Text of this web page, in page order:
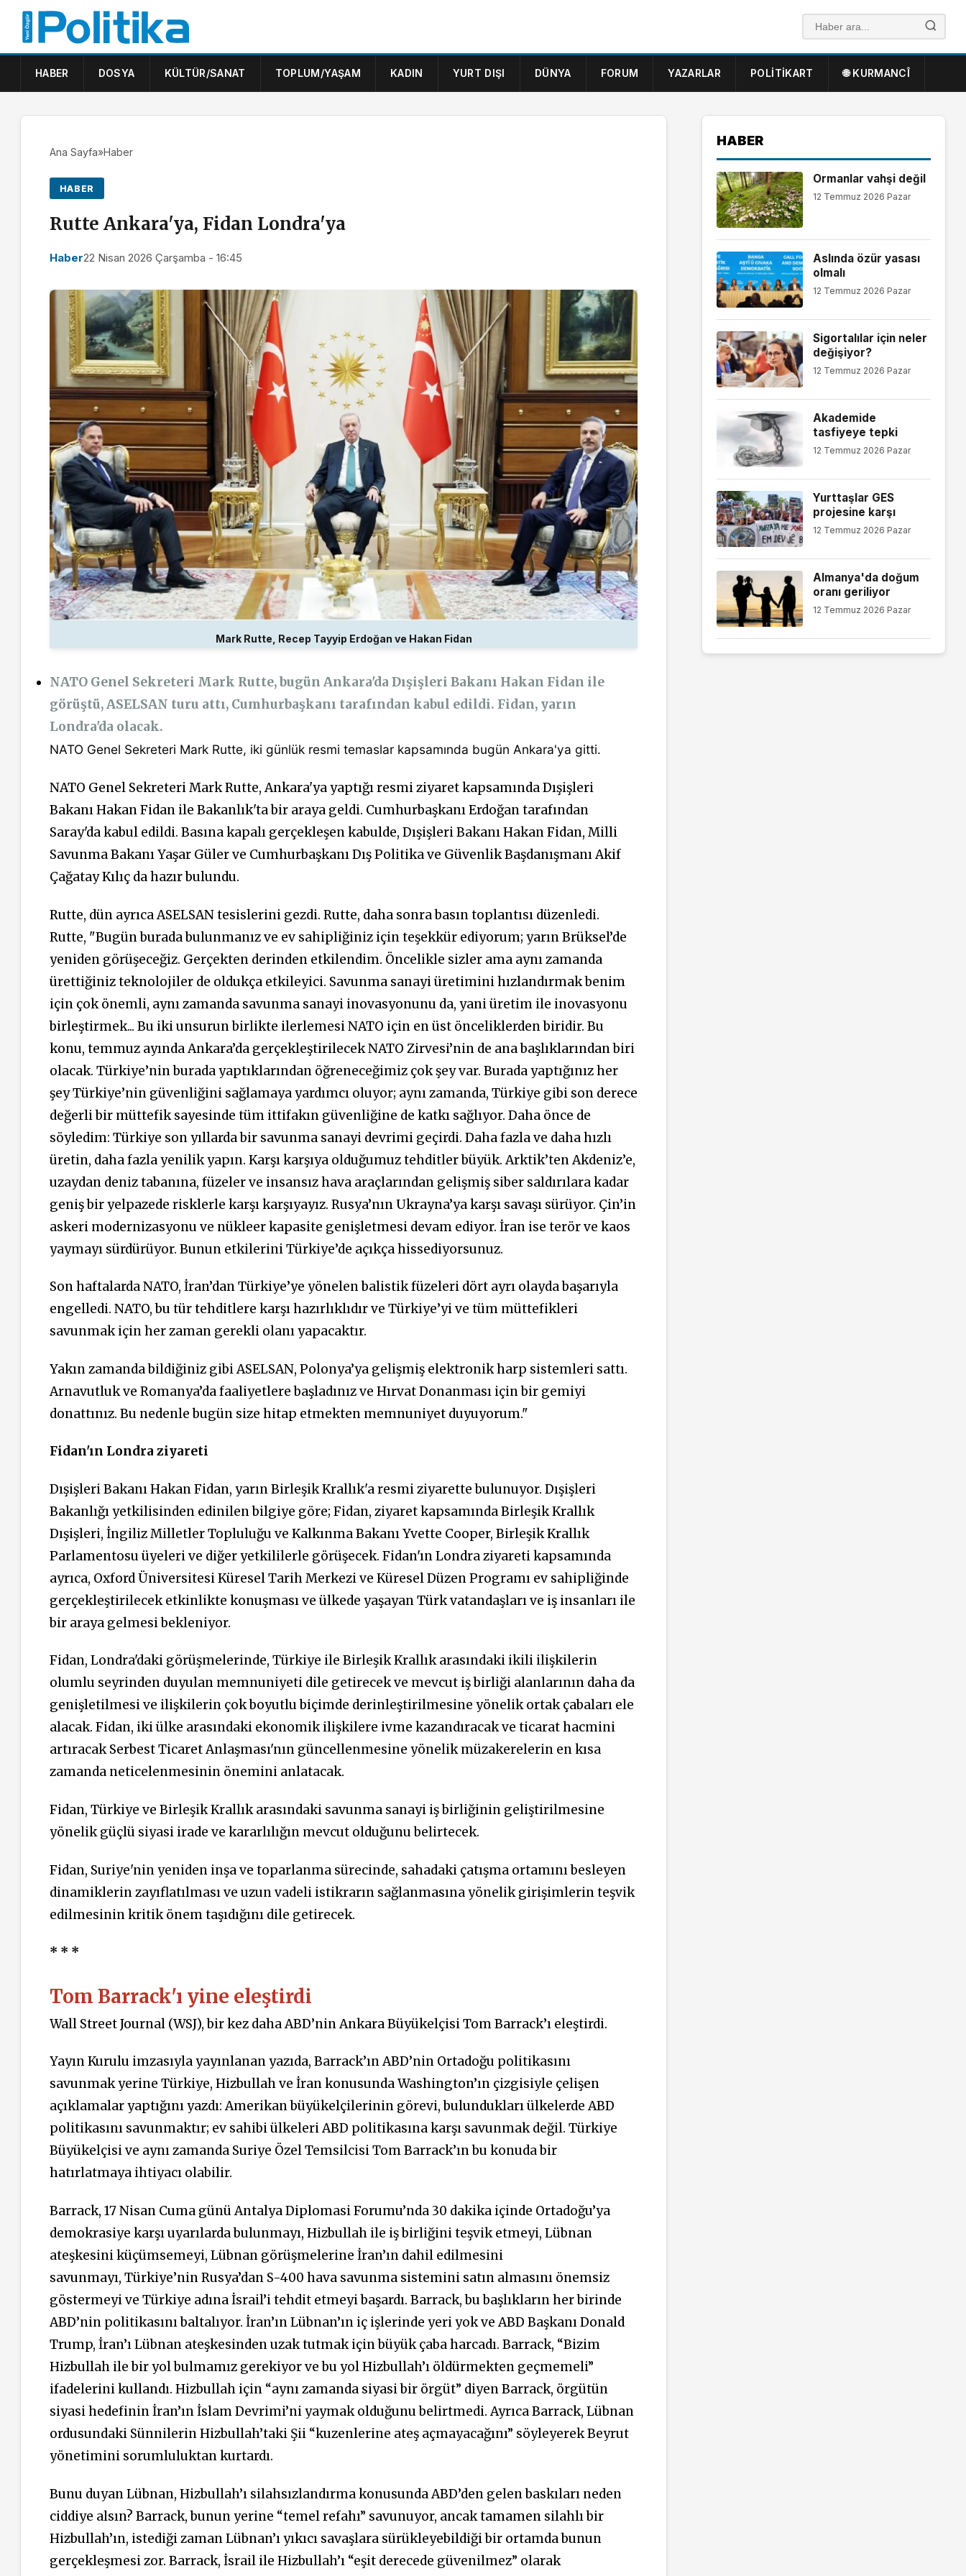
HABER DOSYA KÜLTÜR/SANAT TOPLUM/YAŞAM KADIN YURT DIŞI DÜNYA FORUM YAZARLAR POLITIKART 🌐 KURMANCÎ
Ana Sayfa»Haber
HABER
Rutte Ankara'ya, Fidan Londra'ya
Haber22 Nisan 2026 Çarşamba - 16:45
Mark Rutte, Recep Tayyip Erdoğan ve Hakan Fidan
NATO Genel Sekreteri Mark Rutte, bugün Ankara'da Dışişleri Bakanı Hakan Fidan ile
görüştü, ASELSAN turu attı, Cumhurbaşkanı tarafından kabul edildi. Fidan, yarın
Londra'da olacak.
NATO Genel Sekreteri Mark Rutte, iki günlük resmi temaslar kapsamında bugün Ankara'ya gitti.
NATO Genel Sekreteri Mark Rutte, Ankara'ya yaptığı resmi ziyaret kapsamında Dışişleri
Bakanı Hakan Fidan ile Bakanlık'ta bir araya geldi. Cumhurbaşkanı Erdoğan tarafından
Saray'da kabul edildi. Basına kapalı gerçekleşen kabulde, Dışişleri Bakanı Hakan Fidan, Milli
Savunma Bakanı Yaşar Güler ve Cumhurbaşkanı Dış Politika ve Güvenlik Başdanışmanı Akif
Çağatay Kılıç da hazır bulundu.
Rutte, dün ayrıca ASELSAN tesislerini gezdi. Rutte, daha sonra basın toplantısı düzenledi.
Rutte, "Bugün burada bulunmanız ve ev sahipliğiniz için teşekkür ediyorum; yarın Brüksel’de
yeniden görüşeceğiz. Gerçekten derinden etkilendim. Öncelikle sizler ama aynı zamanda
ürettiğiniz teknolojiler de oldukça etkileyici. Savunma sanayi üretimini hızlandırmak benim
için çok önemli, aynı zamanda savunma sanayi inovasyonunu da, yani üretim ile inovasyonu
birleştirmek... Bu iki unsurun birlikte ilerlemesi NATO için en üst önceliklerden biridir. Bu
konu, temmuz ayında Ankara’da gerçekleştirilecek NATO Zirvesi’nin de ana başlıklarından biri
olacak. Türkiye’nin burada yaptıklarından öğreneceğimiz çok şey var. Burada yaptığınız her
şey Türkiye’nin güvenliğini sağlamaya yardımcı oluyor; aynı zamanda, Türkiye gibi son derece
değerli bir müttefik sayesinde tüm ittifakın güvenliğine de katkı sağlıyor. Daha önce de
söyledim: Türkiye son yıllarda bir savunma sanayi devrimi geçirdi. Daha fazla ve daha hızlı
üretin, daha fazla yenilik yapın. Karşı karşıya olduğumuz tehditler büyük. Arktik’ten Akdeniz’e,
uzaydan deniz tabanına, füzeler ve insansız hava araçlarından gelişmiş siber saldırılara kadar
geniş bir yelpazede risklerle karşı karşıyayız. Rusya’nın Ukrayna’ya karşı savaşı sürüyor. Çin’in
askeri modernizasyonu ve nükleer kapasite genişletmesi devam ediyor. İran ise terör ve kaos
yaymayı sürdürüyor. Bunun etkilerini Türkiye’de açıkça hissediyorsunuz.
Son haftalarda NATO, İran’dan Türkiye’ye yönelen balistik füzeleri dört ayrı olayda başarıyla
engelledi. NATO, bu tür tehditlere karşı hazırlıklıdır ve Türkiye’yi ve tüm müttefikleri
savunmak için her zaman gerekli olanı yapacaktır.
Yakın zamanda bildiğiniz gibi ASELSAN, Polonya’ya gelişmiş elektronik harp sistemleri sattı.
Arnavutluk ve Romanya’da faaliyetlere başladınız ve Hırvat Donanması için bir gemiyi
donattınız. Bu nedenle bugün size hitap etmekten memnuniyet duyuyorum."
Fidan'ın Londra ziyareti
Dışişleri Bakanı Hakan Fidan, yarın Birleşik Krallık'a resmi ziyarette bulunuyor. Dışişleri
Bakanlığı yetkilisinden edinilen bilgiye göre; Fidan, ziyaret kapsamında Birleşik Krallık
Dışişleri, İngiliz Milletler Topluluğu ve Kalkınma Bakanı Yvette Cooper, Birleşik Krallık
Parlamentosu üyeleri ve diğer yetkililerle görüşecek. Fidan'ın Londra ziyareti kapsamında
ayrıca, Oxford Üniversitesi Küresel Tarih Merkezi ve Küresel Düzen Programı ev sahipliğinde
gerçekleştirilecek etkinlikte konuşması ve ülkede yaşayan Türk vatandaşları ve iş insanları ile
bir araya gelmesi bekleniyor.
Fidan, Londra'daki görüşmelerinde, Türkiye ile Birleşik Krallık arasındaki ikili ilişkilerin
olumlu seyrinden duyulan memnuniyeti dile getirecek ve mevcut iş birliği alanlarının daha da
genişletilmesi ve ilişkilerin çok boyutlu biçimde derinleştirilmesine yönelik ortak çabaları ele
alacak. Fidan, iki ülke arasındaki ekonomik ilişkilere ivme kazandıracak ve ticarat hacmini
artıracak Serbest Ticaret Anlaşması'nın güncellenmesine yönelik müzakerelerin en kısa
zamanda neticelenmesinin önemini anlatacak.
Fidan, Türkiye ve Birleşik Krallık arasındaki savunma sanayi iş birliğinin geliştirilmesine
yönelik güçlü siyasi irade ve kararlılığın mevcut olduğunu belirtecek.
Fidan, Suriye'nin yeniden inşa ve toparlanma sürecinde, sahadaki çatışma ortamını besleyen
dinamiklerin zayıflatılması ve uzun vadeli istikrarın sağlanmasına yönelik girişimlerin teşvik
edilmesinin kritik önem taşıdığını dile getirecek.
* * *
Tom Barrack'ı yine eleştirdi
Wall Street Journal (WSJ), bir kez daha ABD’nin Ankara Büyükelçisi Tom Barrack’ı eleştirdi.
Yayın Kurulu imzasıyla yayınlanan yazıda, Barrack’ın ABD’nin Ortadoğu politikasını
savunmak yerine Türkiye, Hizbullah ve İran konusunda Washington’ın çizgisiyle çelişen
açıklamalar yaptığını yazdı: Amerikan büyükelçilerinin görevi, bulundukları ülkelerde ABD
politikasını savunmaktır; ev sahibi ülkeleri ABD politikasına karşı savunmak değil. Türkiye
Büyükelçisi ve aynı zamanda Suriye Özel Temsilcisi Tom Barrack’ın bu konuda bir
hatırlatmaya ihtiyacı olabilir.
Barrack, 17 Nisan Cuma günü Antalya Diplomasi Forumu’nda 30 dakika içinde Ortadoğu’ya
demokrasiye karşı uyarılarda bulunmayı, Hizbullah ile iş birliğini teşvik etmeyi, Lübnan
ateşkesini küçümsemeyi, Lübnan görüşmelerine İran’ın dahil edilmesini
savunmayı, Türkiye’nin Rusya’dan S-400 hava savunma sistemini satın almasını önemsiz
göstermeyi ve Türkiye adına İsrail’i tehdit etmeyi başardı. Barrack, bu başlıkların her birinde
ABD’nin politikasını baltalıyor. İran’ın Lübnan’ın iç işlerinde yeri yok ve ABD Başkanı Donald
Trump, İran’ı Lübnan ateşkesinden uzak tutmak için büyük çaba harcadı. Barrack, “Bizim
Hizbullah ile bir yol bulmamız gerekiyor ve bu yol Hizbullah’ı öldürmekten geçmemeli”
ifadelerini kullandı. Hizbullah için “aynı zamanda siyasi bir örgüt” diyen Barrack, örgütün
siyasi hedefinin İran’ın İslam Devrimi’ni yaymak olduğunu belirtmedi. Ayrıca Barrack, Lübnan
ordusundaki Sünnilerin Hizbullah’taki Şii “kuzenlerine ateş açmayacağını” söyleyerek Beyrut
yönetimini sorumluluktan kurtardı.
Bunu duyan Lübnan, Hizbullah’ı silahsızlandırma konusunda ABD’den gelen baskıları neden
ciddiye alsın? Barrack, bunun yerine “temel refahı” savunuyor, ancak tamamen silahlı bir
Hizbullah’ın, istediği zaman Lübnan’ı yıkıcı savaşlara sürükleyebildiği bir ortamda bunun
gerçekleşmesi zor. Barrack, İsrail ile Hizbullah’ı “eşit derecede güvenilmez” olarak
HABER
Ormanlar vahşi değil
12 Temmuz 2026 Pazar
Aslında özür yasası
olmalı
12 Temmuz 2026 Pazar
Sigortalılar için neler
değişiyor?
12 Temmuz 2026 Pazar
Akademide
tasfiyeye tepki
12 Temmuz 2026 Pazar
Yurttaşlar GES
projesine karşı
12 Temmuz 2026 Pazar
Almanya'da doğum
oranı geriliyor
12 Temmuz 2026 Pazar